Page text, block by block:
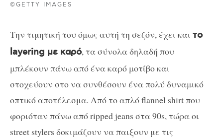
©GETTY IMAGES
Την τιμητική του όμως αυτή τη σεζόν, έχει και το
layering με καρό, τα σύνολα δηλαδή που
μπλέκουν πάνω από ένα καρό μοτίβο και
στοχεύουν στο να συνθέσουν ένα πολύ δυναμικό
οπτικό αποτέλεσμα. Από το απλό flannel shirt που
φοριόταν πάνω από ripped jeans στα 90s, τώρα οι
street stylers δοκιμάζουν να παιξουν με τις